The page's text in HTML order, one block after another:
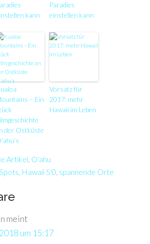
kann
Paradies
einstellen kann
– Ein
der Ostküste
Vorsatz für
2017: mehr
Hawaii im Leben
Artikel O'ahu
Hawaii 5'0 spannende Orte
meint
um 15:17